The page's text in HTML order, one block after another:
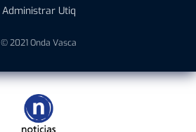
Administrar Utiq
© 2021 Onda Vasca